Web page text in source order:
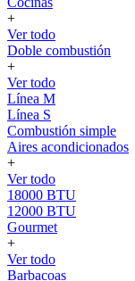
+
Ver todo
Doble combustión
+
Ver todo
Línea M
Línea S
Combustión simple
Aires acondicionados
+
Ver todo
18000 BTU
12000 BTU
Gourmet
+
Ver todo
Barbacoas